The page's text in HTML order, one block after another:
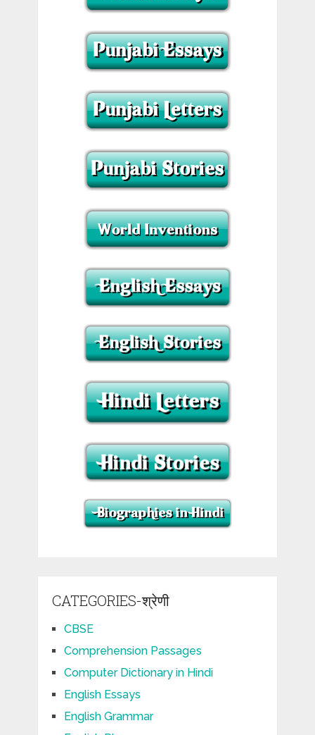
CATEGORIES-श्रेणी
CBSE
Comprehension Passages
Computer Dictionary in Hindi
English Essays
English Grammar